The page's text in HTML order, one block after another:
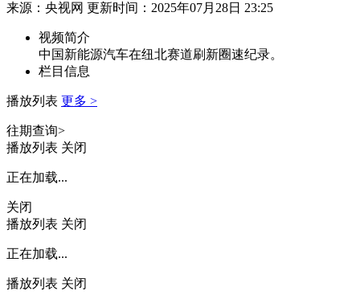
来源：央视网 更新时间：2025年07月28日 23:25
视频简介
中国新能源汽车在纽北赛道刷新圈速纪录。
栏目信息
播放列表 更多 >
往期查询>
播放列表 关闭
正在加载...
关闭
播放列表 关闭
正在加载...
播放列表 关闭